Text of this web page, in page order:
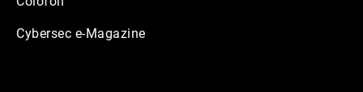
Cybersec e-Magazine